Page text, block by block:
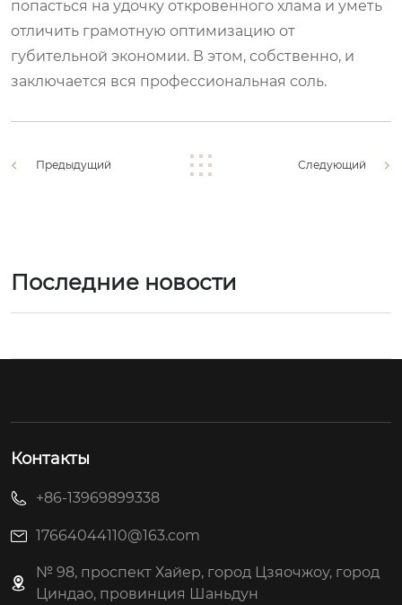
попасться на удочку откровенного хлама и уметь
отличить грамотную оптимизацию от
губительной экономии. В этом, собственно, и
заключается вся профессиональная соль.
Предыдущий Следующий
Последние новости
Контакты
+86-13969899338
17664044110@163.com
№ 98, проспект Хайер, город Цзяочжоу, город
Циндао, провинция Шаньдун